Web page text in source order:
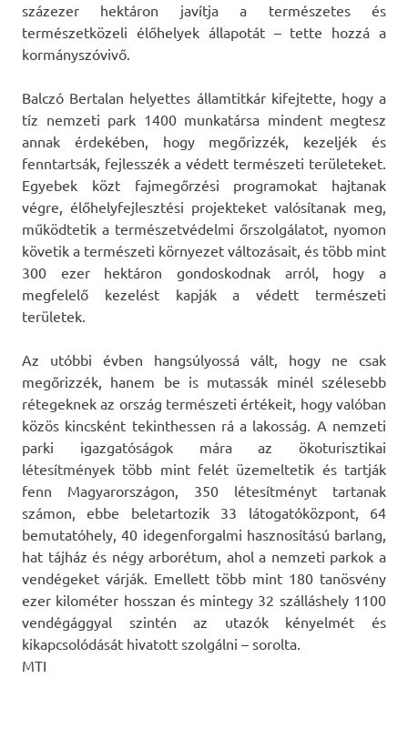
százezer hektáron javítja a természetes és
természetközeli élőhelyek állapotát – tette hozzá a
kormányszóvivő.
Balczó Bertalan helyettes államtitkár kifejtette, hogy a
tíz nemzeti park 1400 munkatársa mindent megtesz
annak érdekében, hogy megőrizzék, kezeljék és
fenntartsák, fejlesszék a védett természeti területeket.
Egyebek közt fajmegőrzési programokat hajtanak
végre, élőhelyfejlesztési projekteket valósítanak meg,
működtetik a természetvédelmi őrszolgálatot, nyomon
követik a természeti környezet változásait, és több mint
300 ezer hektáron gondoskodnak arról, hogy a
megfelelő kezelést kapják a védett természeti
területek.
Az utóbbi évben hangsúlyossá vált, hogy ne csak
megőrizzék, hanem be is mutassák minél szélesebb
rétegeknek az ország természeti értékeit, hogy valóban
közös kincsként tekinthessen rá a lakosság. A nemzeti
parki igazgatóságok mára az ökoturisztikai
létesítmények több mint felét üzemeltetik és tartják
fenn Magyarországon, 350 létesítményt tartanak
számon, ebbe beletartozik 33 látogatóközpont, 64
bemutatóhely, 40 idegenforgalmi hasznosítású barlang,
hat tájház és négy arborétum, ahol a nemzeti parkok a
vendégeket várják. Emellett több mint 180 tanösvény
ezer kilométer hosszan és mintegy 32 szálláshely 1100
vendégággyal szintén az utazók kényelmét és
kikapcsolódását hivatott szolgálni – sorolta.
MTI